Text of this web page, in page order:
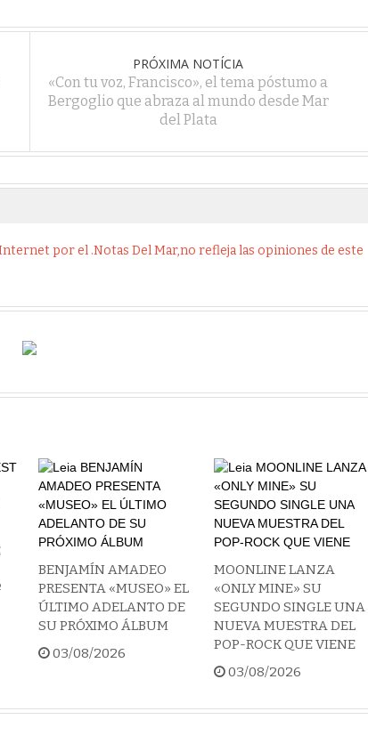
PRÓXIMA NOTÍCIA
«Con tu voz, Francisco», el tema póstumo a
Bergoglio que abraza al mundo desde Mar
del Plata
por el .Notas Del Mar,no refleja las opiniones de este
BENJAMÍN AMADEO
PRESENTA «MUSEO» EL
ÚLTIMO ADELANTO DE
SU PRÓXIMO ÁLBUM
03/08/2026
MOONLINE LANZA
«ONLY MINE» SU
SEGUNDO SINGLE UNA
NUEVA MUESTRA DEL
POP-ROCK QUE VIENE
03/08/2026